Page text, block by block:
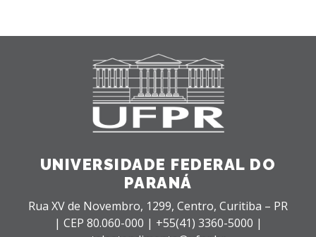
UNIVERSIDADE FEDERAL DO
PARANÁ
Rua XV de Novembro, 1299, Centro, Curitiba – PR
| CEP 80.060-000 | +55(41) 3360-5000 |